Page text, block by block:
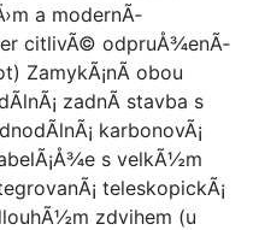
a modernÃ­
citlivÃ© odpruÅ¾enÃ­
ZamykÃ¡nÃ­ obou
zadnÃ­ stavba s
karbonovÃ¡
s velkÃ½m
teleskopickÃ¡
zdvihem (u